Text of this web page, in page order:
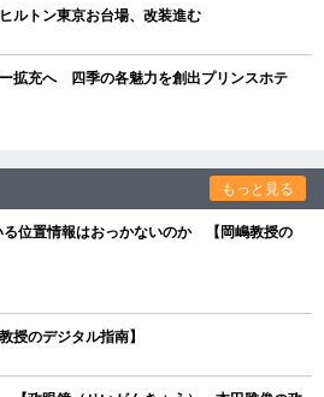
ルトン東京お台場、改装進む
拡充へ 四季の各魅力を創出プリンスホテ
もっと見る
る位置情報はおっかないのか 【岡嶋教授の
のデジタル指南】